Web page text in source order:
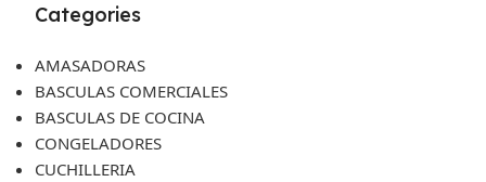
Categories
AMASADORAS
BASCULAS COMERCIALES
BASCULAS DE COCINA
CONGELADORES
CUCHILLERIA